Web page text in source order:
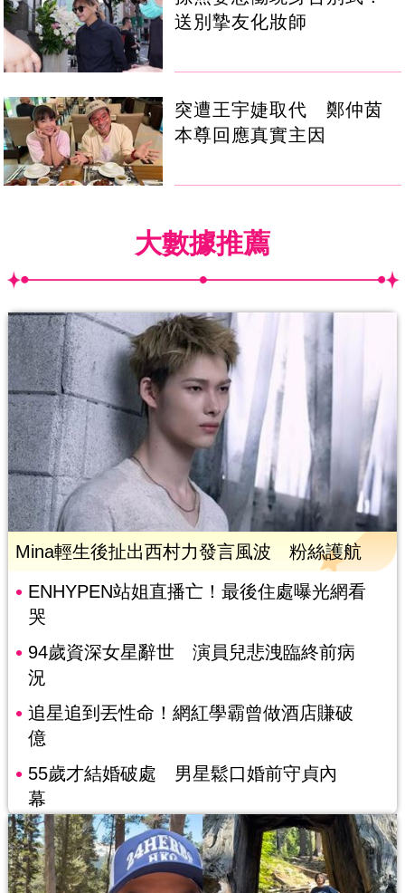
送別摯友化妝師
突遭王宇婕取代 鄭仲茵
本尊回應真實主因
大數據推薦
Mina輕生後扯出西村力發言風波 粉絲護航
ENHYPEN站姐直播亡！最後住處曝光網看
哭
94歲資深女星辭世 演員兒悲洩臨終前病
況
追星追到丟性命！網紅學霸曾做酒店賺破
億
55歲才結婚破處 男星鬆口婚前守貞內
幕